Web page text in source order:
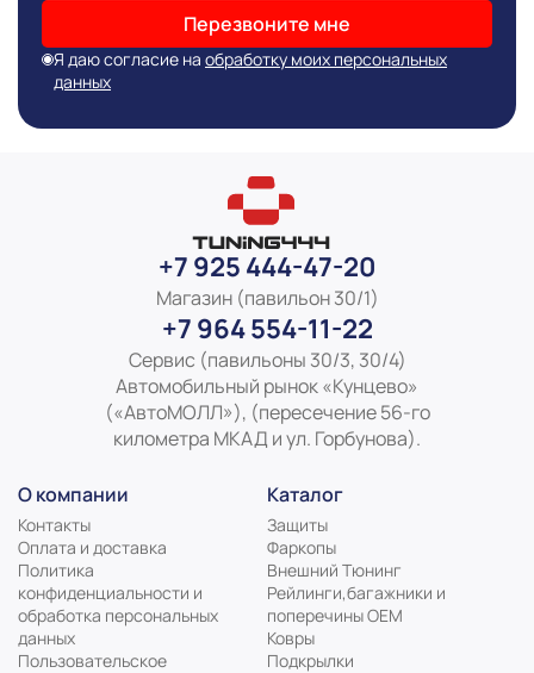
Перезвоните мне
Я даю согласие на обработку моих персональных
данных
+7 925 444-47-20
Магазин (павильон 30/1)
+7 964 554-11-22
Сервис (павильоны 30/3, 30/4)
Автомобильный рынок «Кунцево»
(«АвтоМОЛЛ»), (пересечение 56-го
километра МКАД и ул. Горбунова).
О компании
Контакты
Оплата и доставка
Политика
конфиденциальности и
обработка персональных
данных
Пользовательское
Каталог
Защиты
Фаркопы
Внешний Тюнинг
Рейлинги,багажники и
поперечины ОЕМ
Ковры
Подкрылки